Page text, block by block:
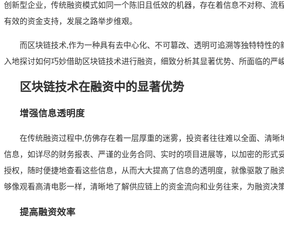
创新型企业，传统融资模式如同一个陈旧且低效的机器，存在着信息不对称、
有效的资金支持，发展之路举步维艰。
而区块链技术,作为一种具有去中心化、不可篡改、透明可追溯等独特特性
入地探讨如何巧妙借助区块链技术进行融资，细致分析其显著优势、所面临的严
区块链技术在融资中的显著优势
增强信息透明度
在传统融资过程中,仿佛存在着一层厚重的迷雾，投资者往往难以全面、清
信息，如详尽的财务报表、严谨的业务合同、实时的项目进展等，以加密的形
授权，随时便捷地查看这些信息，从而大大提高了信息的透明度，就像驱散了
够像观看高清电影一样，清晰地了解供应链上的资金流向和业务往来，为融资决
提高融资效率